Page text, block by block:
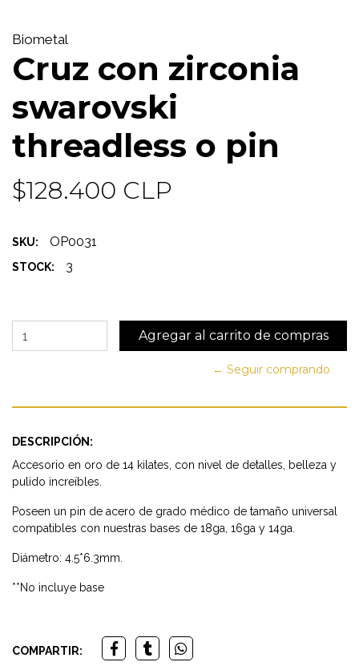
Biometal
Cruz con zirconia
swarovski
threadless o pin
$128.400 CLP
SKU: OP0031
STOCK: 3
← Seguir comprando
DESCRIPCIÓN:
Accesorio en oro de 14 kilates, con nivel de detalles, belleza y
pulido increíbles.
Poseen un pin de acero de grado médico de tamaño universal
compatibles con nuestras bases de 18ga, 16ga y 14ga.
Diámetro: 4.5*6.3mm.
**No incluye base
COMPARTIR: